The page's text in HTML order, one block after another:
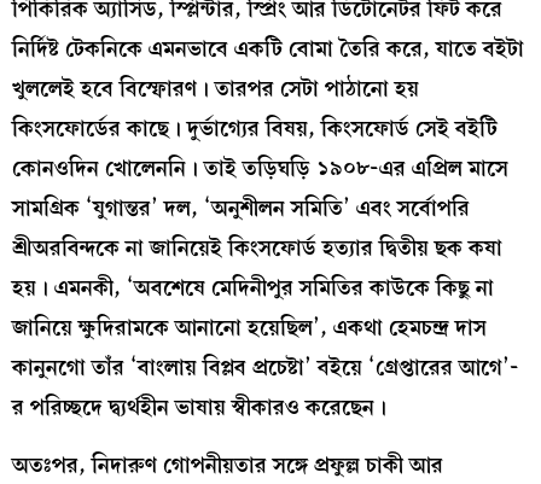
পিকিরিক অ‍্যাসিড, স্প্লিন্টার, স্প্রিং আর ডিটোনেটর ফিট করে
নির্দিষ্ট টেকনিকে এমনভাবে একটি বোমা তৈরি করে, যাতে বইটা
খুললেই হবে বিস্ফোরণ। তারপর সেটা পাঠানো হয়
কিংসফোর্ডের কাছে। দুর্ভাগ‍্যের বিষয়, কিংসফোর্ড সেই বইটি
কোনওদিন খোলেননি। তাই তড়িঘড়ি ১৯০৮-এর এপ্রিল মাসে
সামগ্রিক ‘যুগান্তর’ দল, ‘অনুশীলন সমিতি’ এবং সর্বোপরি
শ্রীঅরবিন্দকে না জানিয়েই কিংসফোর্ড হত‍্যার দ্বিতীয় ছক কষা
হয়। এমনকী, ‘অবশেষে মেদিনীপুর সমিতির কাউকে কিছু না
জানিয়ে ক্ষুদিরামকে আনানো হয়েছিল’, একথা হেমচন্দ্র দাস
কানুনগো তাঁর ‘বাংলায় বিপ্লব প্রচেষ্টা’ বইয়ে ‘গ্রেপ্তারের আগে’-
র পরিচ্ছদে দ্ব্যর্থহীন ভাষায় স্বীকারও করেছেন।
অতঃপর, নিদারুণ গোপনীয়তার সঙ্গে প্রফুল্ল চাকী আর